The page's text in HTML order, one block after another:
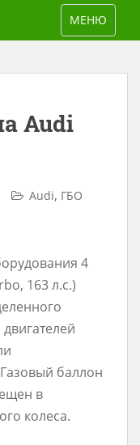
TOGGLE
МЕНЮ
Audi
Audi, ГБО
4
163 л.с.)
баллон
в
колеса.